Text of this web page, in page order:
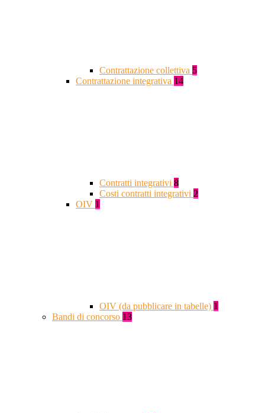
Contrattazione collettiva 5
Contrattazione integrativa 14
Contratti integrativi 8
Costi contratti integrativi 2
OIV 1
OIV (da pubblicare in tabelle) 1
Bandi di concorso 13